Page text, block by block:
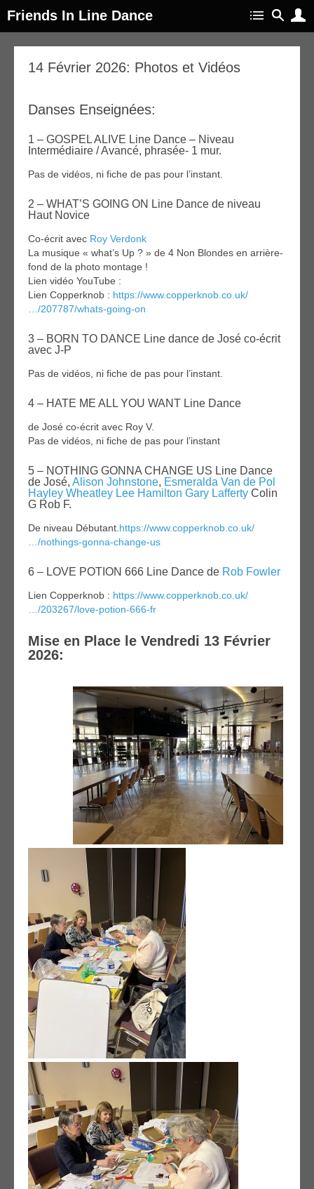
Friends In Line Dance
14 Février 2026: Photos et Vidéos
Danses Enseignées:
1 – GOSPEL ALIVE Line Dance – Niveau
Intermédiaire / Avancé, phrasée- 1 mur.
Pas de vidéos, ni fiche de pas pour l’instant.
2 – WHAT’S GOING ON Line Dance de niveau
Haut Novice
Co-écrit avec Roy Verdonk
La musique « what’s Up ? » de 4 Non Blondes en arrière-
fond de la photo montage !
Lien vidéo YouTube :
Lien Copperknob : https://www.copperknob.co.uk/
…/207787/whats-going-on
3 – BORN TO DANCE Line dance de José co-écrit
avec J-P
Pas de vidéos, ni fiche de pas pour l’instant.
4 – HATE ME ALL YOU WANT Line Dance
de José co-écrit avec Roy V.
Pas de vidéos, ni fiche de pas pour l’instant
5 – NOTHING GONNA CHANGE US Line Dance
de José, Alison Johnstone, Esmeralda Van de Pol
Hayley Wheatley Lee Hamilton Gary Lafferty Colin
G Rob F.
De niveau Débutant. https://www.copperknob.co.uk/
…/nothings-gonna-change-us
6 – LOVE POTION 666 Line Dance de Rob Fowler
Lien Copperknob : https://www.copperknob.co.uk/
…/203267/love-potion-666-fr
Mise en Place le Vendredi 13 Février
2026: